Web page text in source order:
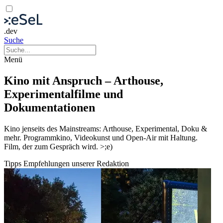
.dev
Suche
Menü
Kino mit Anspruch – Arthouse,
Experimentalfilme und
Dokumentationen
Kino jenseits des Mainstreams: Arthouse, Experimental, Doku &
mehr. Programmkino, Videokunst und Open-Air mit Haltung.
Film, der zum Gespräch wird. >;e)
Tipps Empfehlungen unserer Redaktion